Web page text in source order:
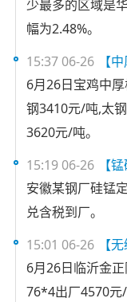
少最多的区域是
幅为2.48%。
15:37 06-26
【
6月26日宝鸡中
钢3410元/吨,太
3620元/吨。
15:19 06-26
【锰
安徽某钢厂硅锰
兑含税到厂。
15:01 06-26
【
6月26日临沂金
76*4出厂4570元